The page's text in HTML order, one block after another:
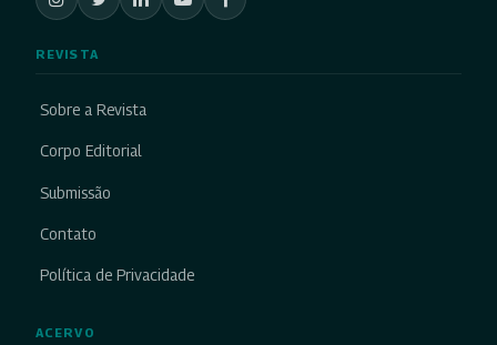
REVISTA
Sobre a Revista
Corpo Editorial
Submissão
Contato
Política de Privacidade
ACERVO